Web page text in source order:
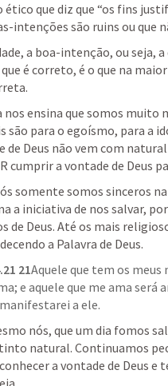
ético que diz que “os fins
intenções são ruins ou que
a boa-intenção, ou seja,
é correto, é o que na
nos ensina que somos muito
são para o egoísmo, para a
de Deus não vem com
cumprir a vontade de Deus
somente somos sinceros
a iniciativa de nos salvar,
de Deus. Até os mais
a Palavra de Deus.
21Aquele que tem os meus
e aquele que me ama será
a ele.
nós, que um dia fomos
natural. Continuamos
a vontade de Deus